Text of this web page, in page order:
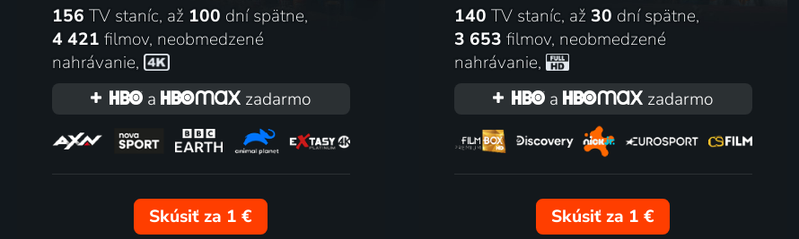
156 TV staníc, až 100 dní spätne,
4 421 filmov, neobmedzené
nahrávanie,
a
zadarmo
Skúsiť za 1 €
140 TV staníc, až 30 dní spätne,
3 653 filmov, neobmedzené
nahrávanie,
a
zadarmo
Skúsiť za 1 €